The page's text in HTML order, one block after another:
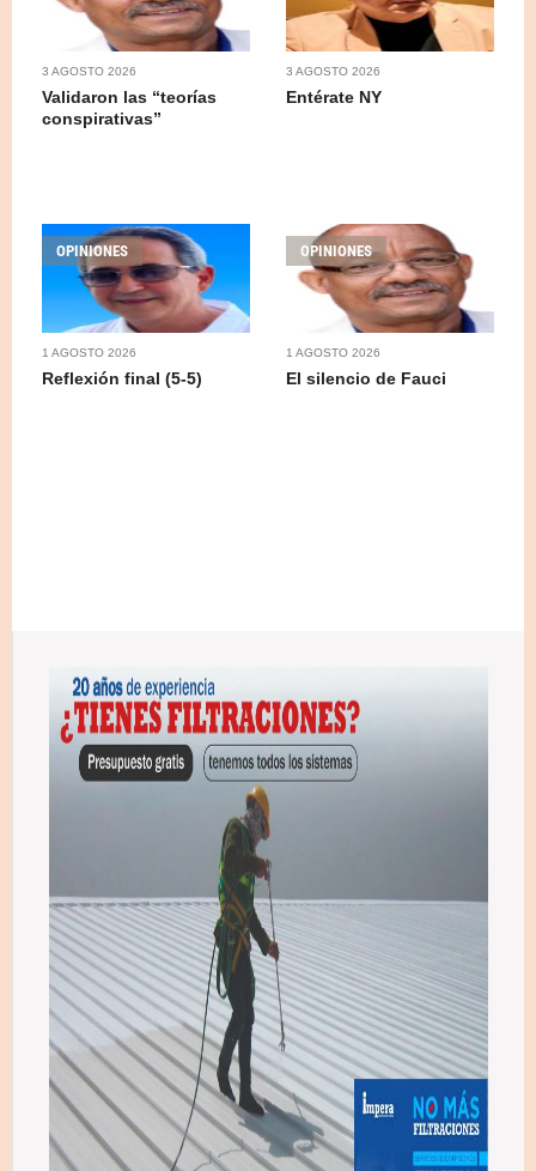
3 AGOSTO 2026
Validaron las “teorías
conspirativas”
3 AGOSTO 2026
Entérate NY
OPINIONES
1 AGOSTO 2026
Reflexión final (5-5)
OPINIONES
1 AGOSTO 2026
El silencio de Fauci